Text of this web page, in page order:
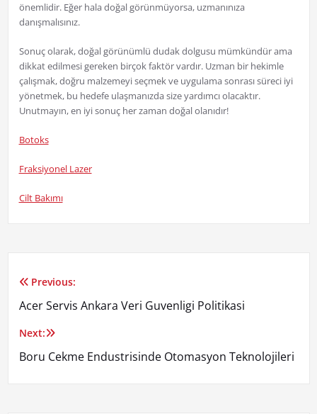
önemlidir. Eğer hala doğal görünmüyorsa, uzmanınıza
danışmalısınız.
Sonuç olarak, doğal görünümlü dudak dolgusu mümkündür ama
dikkat edilmesi gereken birçok faktör vardır. Uzman bir hekimle
çalışmak, doğru malzemeyi seçmek ve uygulama sonrası süreci iyi
yönetmek, bu hedefe ulaşmanızda size yardımcı olacaktır.
Unutmayın, en iyi sonuç her zaman doğal olanıdır!
Botoks
Fraksiyonel Lazer
Cilt Bakımı
Yazı
gezinmesi
Previous:
Acer Servis Ankara Veri Guvenligi Politikasi
Next:
Boru Cekme Endustrisinde Otomasyon Teknolojileri